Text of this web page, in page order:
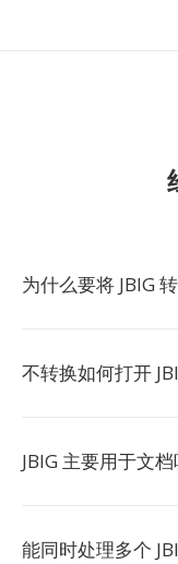
为什么要将 JBIG
不转换如何打开
JBIG 主要用于文档
能同时处理多个